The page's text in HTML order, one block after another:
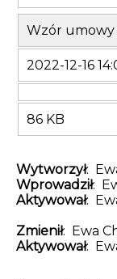
Wzór umowy
2022-12-16
86 KB
Wytworzył:
Wprowadził:
Aktywował:
Zmienił: Ewa
Aktywował: